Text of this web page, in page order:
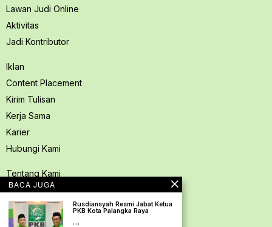
Lawan Judi Online
Aktivitas
Jadi Kontributor
Iklan
Content Placement
Kirim Tulisan
Kerja Sama
Karier
Hubungi Kami
Tentang Kami
Redaksi PerspektifSpace
Kode Etik Jurnalistik
Pedoman Media Siber
BACA JUGA
Rusdiansyah Resmi Jabat Ketua
PKB Kota Palangka Raya
…